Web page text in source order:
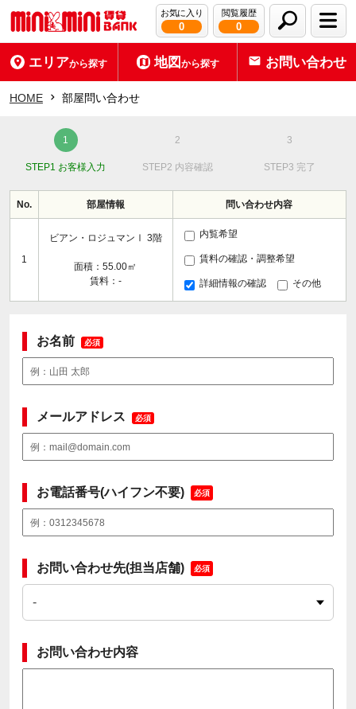
お気に入り
0
閲覧履歴
0
エリアから探す 地図から探す お問い合わせ
HOME 部屋問い合わせ
STEP1 お客様入力 STEP2 内容確認 STEP3 完了
No. 部屋情報 問い合わせ内容
1
ビアン・ロジュマンⅠ 3階
面積：55.00㎡
賃料：-
内覧希望
賃料の確認・調整希望
詳細情報の確認 その他
お名前 必須
メールアドレス 必須
お電話番号(ハイフン不要) 必須
お問い合わせ先(担当店舗) 必須
お問い合わせ内容